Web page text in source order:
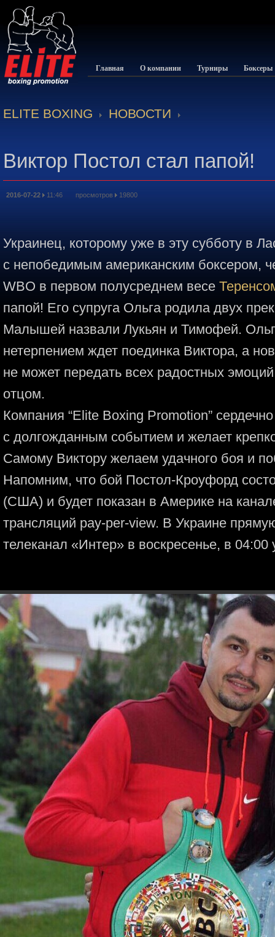
Главная О компании Турниры Боксеры
ELITE BOXING НОВОСТИ
Виктор Постол стал папой!
2016-07-22 11:46 просмотров 19800
Украинец, которому уже в эту субботу в
с непобедимым американским боксером,
WBO в первом полусреднем весе
папой! Его супруга Ольга родила двух
Малышей назвали Лукьян и Тимофей.
нетерпением ждет поединка Виктора, а
не может передать всех радостных
отцом.
Компания “Elite Boxing Promotion”
с долгожданным событием и желает
Самому Виктору желаем удачного боя и
Напомним, что бой Постол-Кроуфорд
(США) и будет показан в Америке на
трансляций pay-per-view. В Украине
телеканал «Интер» в воскресенье, в 04:00